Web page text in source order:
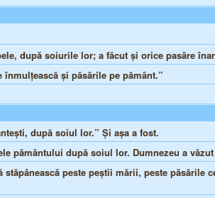
după soiurile lor; a făcut şi orice pasăre
şi păsările pe pământ.”
după soiul lor.” Şi aşa a fost.
pământului după soiul lor. Dumnezeu a
peste peştii mării, peste